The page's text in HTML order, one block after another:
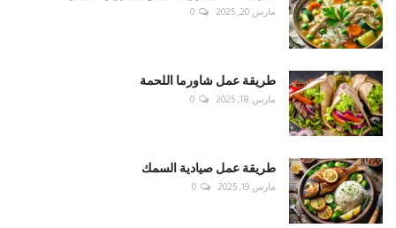
مارس 20, 2025 0
طريقة عمل شاورما اللحمة
مارس 18, 2025 0
طريقة عمل صيادية السمك
مارس 19, 2025 0